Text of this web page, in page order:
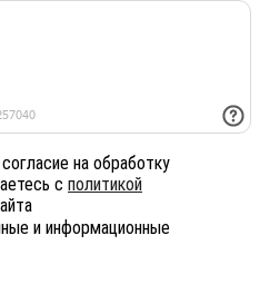
на обработку
с политикой
и информационные